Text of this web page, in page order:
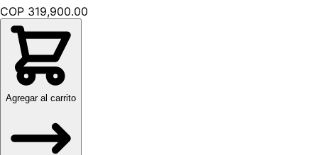
COP 319,900.00
Agregar al carrito